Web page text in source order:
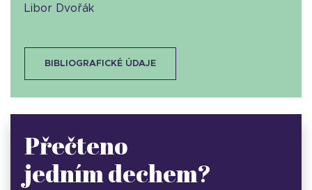
Libor Dvořák
BIBLIOGRAFICKÉ ÚDAJE
Přečteno
jedním dechem?